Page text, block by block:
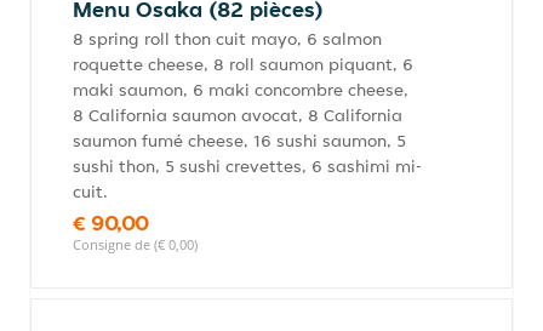
Menu Osaka (82 pièces)
8 spring roll thon cuit mayo, 6 salmon
roquette cheese, 8 roll saumon piquant, 6
maki saumon, 6 maki concombre cheese,
8 California saumon avocat, 8 California
saumon fumé cheese, 16 sushi saumon, 5
sushi thon, 5 sushi crevettes, 6 sashimi mi-
cuit.
€ 90,00
Consigne de (€ 0,00)